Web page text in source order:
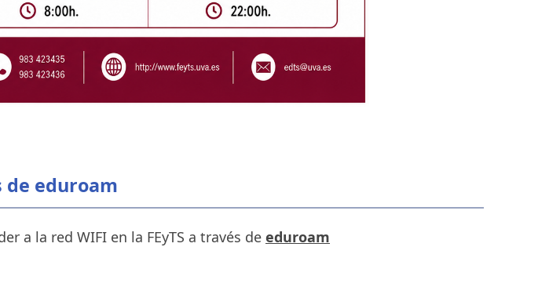
de eduroam
a la red WIFI en la FEyTS a través de eduroam